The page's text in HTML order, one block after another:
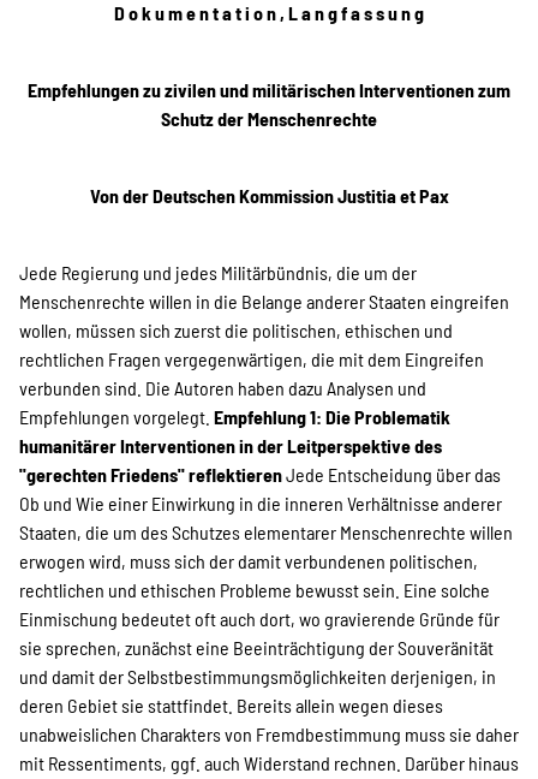
D o k u m e n t a t i o n , L a n g f a s s u n g
Empfehlungen zu zivilen und militärischen Interventionen zum
Schutz der Menschenrechte
Von der Deutschen Kommission Justitia et Pax
Jede Regierung und jedes Militärbündnis, die um der
Menschenrechte willen in die Belange anderer Staaten eingreifen
wollen, müssen sich zuerst die politischen, ethischen und
rechtlichen Fragen vergegenwärtigen, die mit dem Eingreifen
verbunden sind. Die Autoren haben dazu Analysen und
Empfehlungen vorgelegt. Empfehlung 1: Die Problematik
humanitärer Interventionen in der Leitperspektive des
"gerechten Friedens" reflektierenJede Entscheidung über das
Ob und Wie einer Einwirkung in die inneren Verhältnisse anderer
Staaten, die um des Schutzes elementarer Menschenrechte willen
erwogen wird, muss sich der damit verbundenen politischen,
rechtlichen und ethischen Probleme bewusst sein. Eine solche
Einmischung bedeutet oft auch dort, wo gravierende Gründe für
sie sprechen, zunächst eine Beeinträchtigung der Souveränität
und damit der Selbstbestimmungsmöglichkeiten derjenigen, in
deren Gebiet sie stattfindet. Bereits allein wegen dieses
unabweislichen Charakters von Fremdbestimmung muss sie daher
mit Ressentiments, ggf. auch Widerstand rechnen. Darüber hinaus